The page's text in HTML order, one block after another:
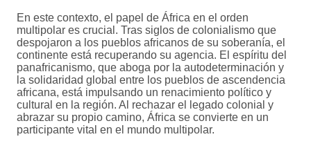
En este contexto, el papel de África en el orden
multipolar es crucial. Tras siglos de colonialismo que
despojaron a los pueblos africanos de su soberanía, el
continente está recuperando su agencia. El espíritu del
panafricanismo, que aboga por la autodeterminación y
la solidaridad global entre los pueblos de ascendencia
africana, está impulsando un renacimiento político y
cultural en la región. Al rechazar el legado colonial y
abrazar su propio camino, África se convierte en un
participante vital en el mundo multipolar.